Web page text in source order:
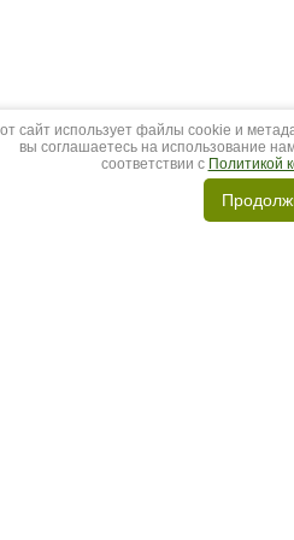
сайт использует файлы cookie и
вы соглашаетесь на использование
соответствии с Политикой